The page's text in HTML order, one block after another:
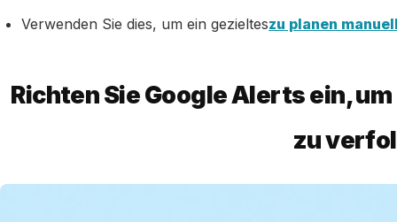
Verwenden Sie dies, um ein gezielteszu planen
Richten Sie Google Alerts ein,
zu